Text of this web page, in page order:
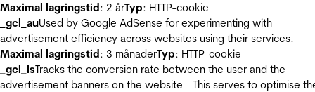
Maximal lagringstid: 2 årTyp: HTTP-cookie
_gcl_auUsed by Google AdSense for experimenting with
advertisement efficiency across websites using their services.
Maximal lagringstid: 3 månaderTyp: HTTP-cookie
_gcl_lsTracks the conversion rate between the user and the
advertisement banners on the website - This serves to optimise